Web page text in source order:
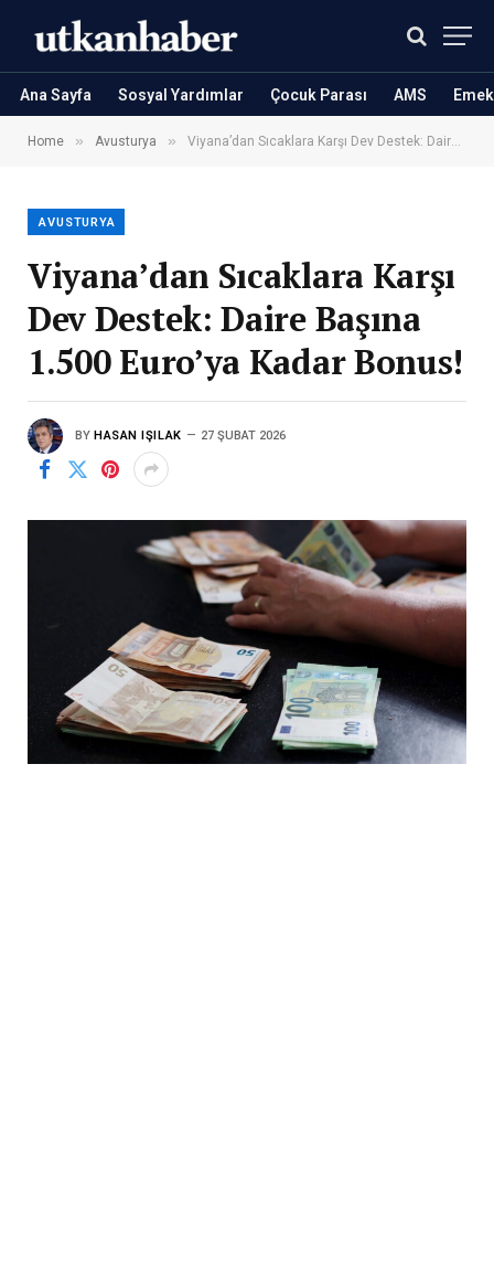
Ana Sayfa Sosyal Yardımlar Çocuk Parası AMS
Home » Avusturya » Viyana’dan Sıcaklara Karşı Dev Destek: Daire Başına 1.500 Euro’ya Kadar Bonus!
AVUSTURYA
Viyana’dan Sıcaklara Karşı
Dev Destek: Daire Başına
1.500 Euro’ya Kadar Bonus!
BY HASAN IŞILAK 27 ŞUBAT 2026